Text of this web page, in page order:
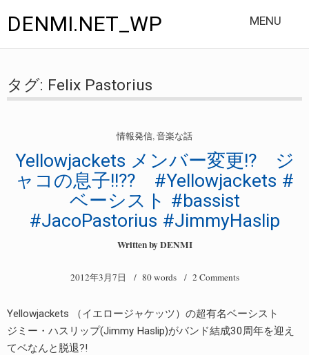
DENMI.NET_WP
menu
ブログホーム
備忘帳
情報発信
音楽な話
MENU
content
タグ: Felix Pastorius
情報発信,音楽な話
Yellowjackets メンバー変更!? ジ
ャコの息子!!?? #Yellowjackets #
ベーシスト #bassist
#JacoPastorius #JimmyHaslip
Written byDENMI
2012年3月7日 / 80 words / 2 Comments
Yellowjackets （イエロージャケッツ）の超有名ベーシスト
ジミー・ハスリップ(Jimmy Haslip)がバンド結成30周年を迎え
てベなんと脱退?!